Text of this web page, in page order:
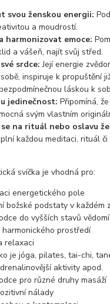
svou ženskou energii:
a moudrostí.
harmonizovat emoce:
a vášeň, najít svůj střed.
srdce: Její energie
inspiruje k propuštění
láskou k
jedinečnost: Připomíná,
svým vlastním
na rituál nebo oslavu
každou meditaci, rituál
svíčka je vhodná pro:
energetického pole
božské podstaty v každém
do vyšších stavů vědomí
prostředí
relaxaci
je jóga, pilates, tai-chi,
aktivity apod.
pro různé druhy masáží
nálady